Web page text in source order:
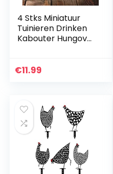
4 Stks Miniatuur
Tuinieren Drinken
Kabouter Hungover
voor Fairy Tuin,
€11.99